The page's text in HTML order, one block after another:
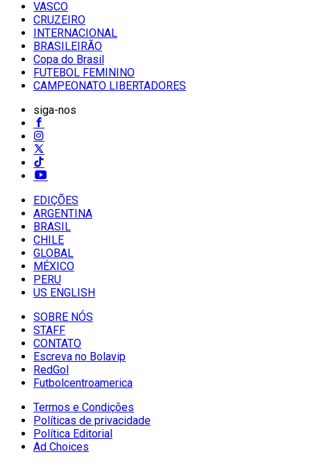
VASCO
CRUZEIRO
INTERNACIONAL
BRASILEIRÃO
Copa do Brasil
FUTEBOL FEMININO
CAMPEONATO LIBERTADORES
siga-nos
EDIÇÕES
ARGENTINA
BRASIL
CHILE
GLOBAL
MÉXICO
PERU
US ENGLISH
SOBRE NÓS
STAFF
CONTATO
Escreva no Bolavip
RedGol
Futbolcentroamerica
Termos e Condições
Políticas de privacidade
Política Editorial
Ad Choices